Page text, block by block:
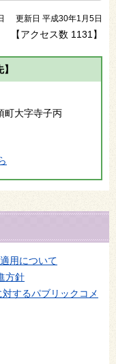
更新日 平成30年1月5日
【アクセス数 1131 】
町大字寺子丙
用について
方針
するパブリックコメ